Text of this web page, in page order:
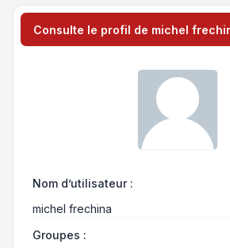
Consulte le profil de michel
Nom d’utilisateur :
michel frechina
Groupes :